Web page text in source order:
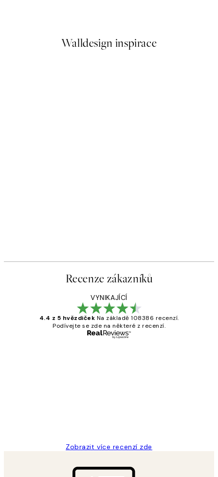
Walldesign inspirace
Recenze zákazníků
VYNIKAJÍCÍ
4.4 z 5 hvězdiček Na základě 108386 recenzí.
Podívejte se zde na některé z recenzí.
Zobrazit více recenzí zde